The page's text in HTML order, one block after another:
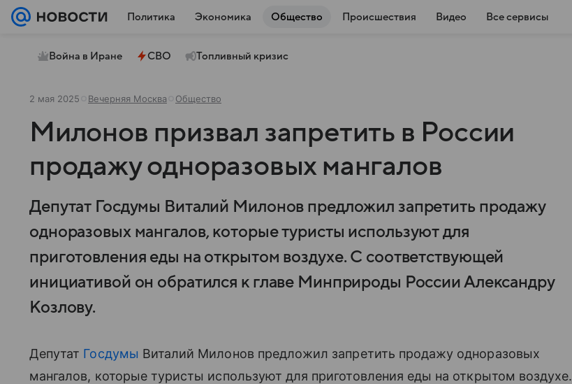
Политика Экономика Общество Происшествия Видео Все сервисы
Война в Иране СВО Топливный кризис
2 мая 2025 Вечерняя Москва Общество
Милонов призвал запретить в России
продажу одноразовых мангалов
Депутат Госдумы Виталий Милонов предложил запретить продажу
одноразовых мангалов, которые туристы используют для
приготовления еды на открытом воздухе. С соответствующей
инициативой он обратился к главе Минприроды России Александру
Козлову.
Депутат Госдумы Виталий Милонов предложил запретить продажу одноразовых
мангалов, которые туристы используют для приготовления еды на открытом воздухе.